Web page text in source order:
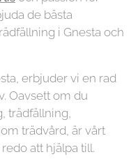
de bästa
i Gnesta och
erbjuder vi en rad
Oavsett om du
trädfällning,
trädvård, är vårt
att hjälpa till.